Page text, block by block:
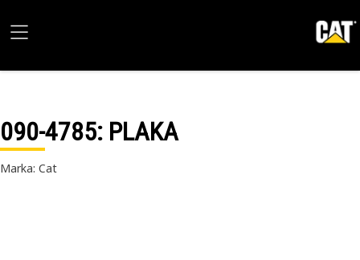
090-4785: PLAKA
Marka: Cat